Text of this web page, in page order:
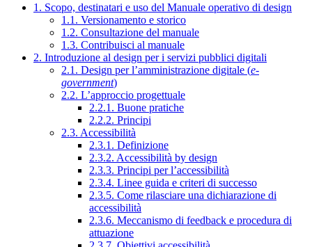
1. Scopo, destinatari e uso del Manuale operativo di design
1.1. Versionamento e storico
1.2. Consultazione del manuale
1.3. Contribuisci al manuale
2. Introduzione al design per i servizi pubblici digitali
2.1. Design per l’amministrazione digitale (e-
government)
2.2. L’approccio progettuale
2.2.1. Buone pratiche
2.2.2. Principi
2.3. Accessibilità
2.3.1. Definizione
2.3.2. Accessibilità by design
2.3.3. Principi per l’accessibilità
2.3.4. Linee guida e criteri di successo
2.3.5. Come rilasciare una dichiarazione di
accessibilità
2.3.6. Meccanismo di feedback e procedura di
attuazione